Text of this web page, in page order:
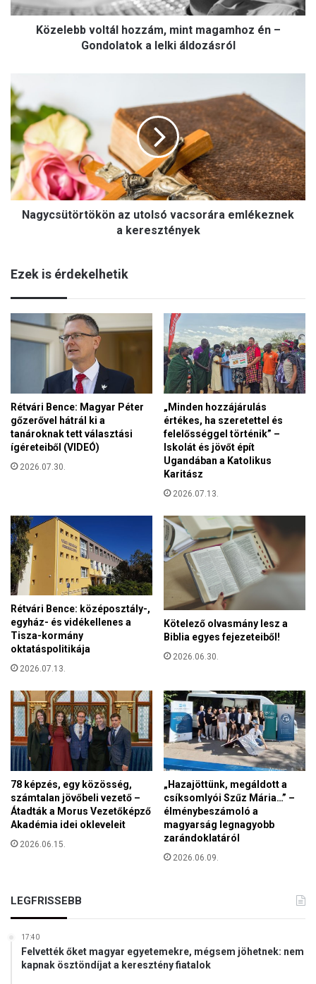
v
l
h
o
z
á
m
,
a
g
a
m
h
G
o
a
t
o
k
a
l
e
l
k
i
á
d
o
z
á
s
r
ó
l
Közelebb voltál hozzám, mint magamhoz én –
Gondolatok a lelki áldozásról
N
a
g
y
c
s
ü
t
ö
ö
z
s
ó
v
a
c
s
r
a
e
m
l
k
e
e
k
a
k
e
r
t
é
Nagycsütörtökön az utolsó vacsorára emlékeznek
a keresztények
Ezek is érdekelhetik
Rétvári Bence: Magyar Péter
gőzerővel hátrál ki a
tanároknak tett választási
ígéreteiből (VIDEÓ)
2026.07.30.
„Minden hozzájárulás
értékes, ha szeretettel és
felelősséggel történik” –
Iskolát és jövőt épít
Ugandában a Katolikus
Karitász
2026.07.13.
Rétvári Bence: középosztály-,
egyház- és vidékellenes a
Tisza-kormány
oktatáspolitikája
2026.07.13.
Kötelező olvasmány lesz a
Biblia egyes fejezeteiből!
2026.06.30.
78 képzés, egy közösség,
számtalan jövőbeli vezető –
Átadták a Morus Vezetőképző
Akadémia idei okleveleit
2026.06.15.
„Hazajöttünk, megáldott a
csíksomlyói Szűz Mária…” –
élménybeszámoló a
magyarság legnagyobb
zarándoklatáról
2026.06.09.
LEGFRISSEBB
17:40
Felvették őket magyar egyetemekre, mégsem jöhetnek: nem
kapnak ösztöndíjat a keresztény fiatalok